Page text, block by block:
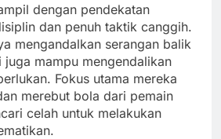
dengan pendekatan
dan penuh taktik canggih.
mengandalkan serangan balik
mampu mengendalikan
Fokus utama mereka
merebut bola dari pemain
celah untuk melakukan